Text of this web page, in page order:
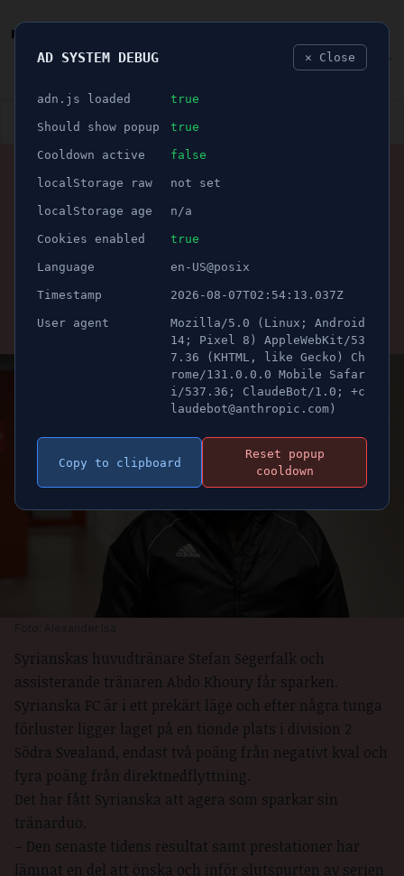
👮🏻‍♂️ BLÅLJUS ÅSIKTER SPORT
ANNONS
SYRIANSKA FC
Syrianska sparkar
tränarduon – Özcan tar
över
Publicerad 3 september 2025 15:36
Uppdaterad 21 juni 2026 08:09
Syrianskas huvudtränare Stefan Segerfalk och
assisterande tränaren Abdo Khoury får sparken.
Syrianska FC är i ett prekärt läge och efter några tunga
förluster ligger laget på en tionde plats i division 2
Södra Svealand, endast två poäng från negativt kval och
fyra poäng från direktnedflyttning.
Det har fått Syrianska att agera som sparkar sin
tränarduo.
– Den senaste tidens resultat samt prestationer har
lämnat en del att önska och inför slutspurten av serien
AD SYSTEM DEBUG ✕ Close
adn.js loaded true
Should show popup true
Cooldown active false
localStorage raw not set
localStorage age n/a
Cookies enabled true
Language en-US@posix
Timestamp 2026-08-07T02:54:13.037Z
User agent
Mozilla/5.0 (Linux; Android
14; Pixel 8) AppleWebKit/53
7.36 (KHTML, like Gecko) Ch
rome/131.0.0.0 Mobile Safar
i/537.36; ClaudeBot/1.0; +c
laudebot@anthropic.com)
Copy to clipboard
Reset popup
cooldown